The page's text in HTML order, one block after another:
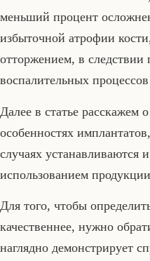
меньший процент
избыточной атрофии
отторжением, в следствии
воспалительных
Далее в статье расскажем
особенностях
случаях устанавливаются
использованием
Для того, чтобы
качественнее, нужно
наглядно демонстрирует